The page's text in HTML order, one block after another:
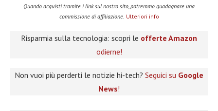
Quando acquisti tramite i link sul nostro sito, potremmo guadagnare una
commissione di affiliazione. Ulteriori info
Risparmia sulla tecnologia: scopri le offerte Amazon
odierne!
Non vuoi più perderti le notizie hi-tech? Seguici su Google
News!